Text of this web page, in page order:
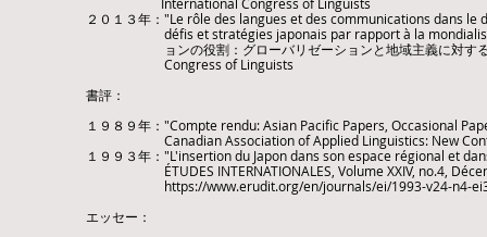
２０１３年："Le rôle des langues et des communications dans
défis et stratégies japonais par rapport à la mondialisation
ョンの役割：グローバリゼーションと地域主義に対する日本
Congress of Linguists
書評：
１９８９年："Compte rendu: Asian Pacific Papers, Occasional
Canadian Association of Applied Linguistics: New
１９９３年："L'insertion du Japon dans son espace régional et
ÉTUDES INTERNATIONALES, Volume XXIV, no.4,
https://www.erudit.org/en/journals/ei/1993-v24-n4-
エッセー：